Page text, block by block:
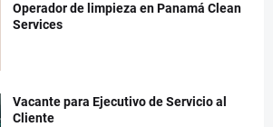
Operador de limpieza en Panamá Clean
Services
Vacante para Ejecutivo de Servicio al
Cliente